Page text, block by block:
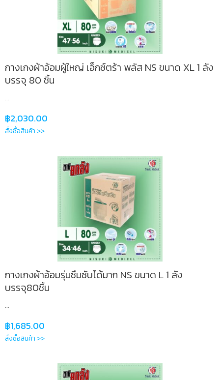
กางเกงผ้าอ้อมผู้ใหญ่ เอ็กซ์ตร้า พลัส NS ขนาด XL 1 ลัง
บรรจุ 80 ชิ้น
...
฿2,030.00
สั่งซื้อสินค้า >>
กางเกงผ้าอ้อมรุ่นซึมซับได้มาก NS ขนาด L 1 ลัง
บรรจุ80ชิ้น
...
฿1,685.00
สั่งซื้อสินค้า >>